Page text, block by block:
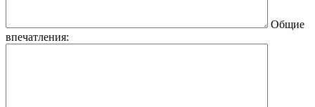
Общие
впечатления: